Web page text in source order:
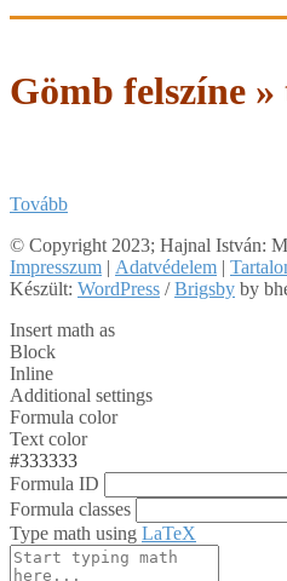
Gömb felszíne »
Tovább
2018-
05-
09
© Copyright 2023; Hajnal István:
Impresszum | Adatvédelem |
Készült: WordPress /Brigsby by
Insert math as
Block
Inline
Additional settings
Formula color
Text color
#333333
Formula ID
Formula classes
Type math using LaTeX